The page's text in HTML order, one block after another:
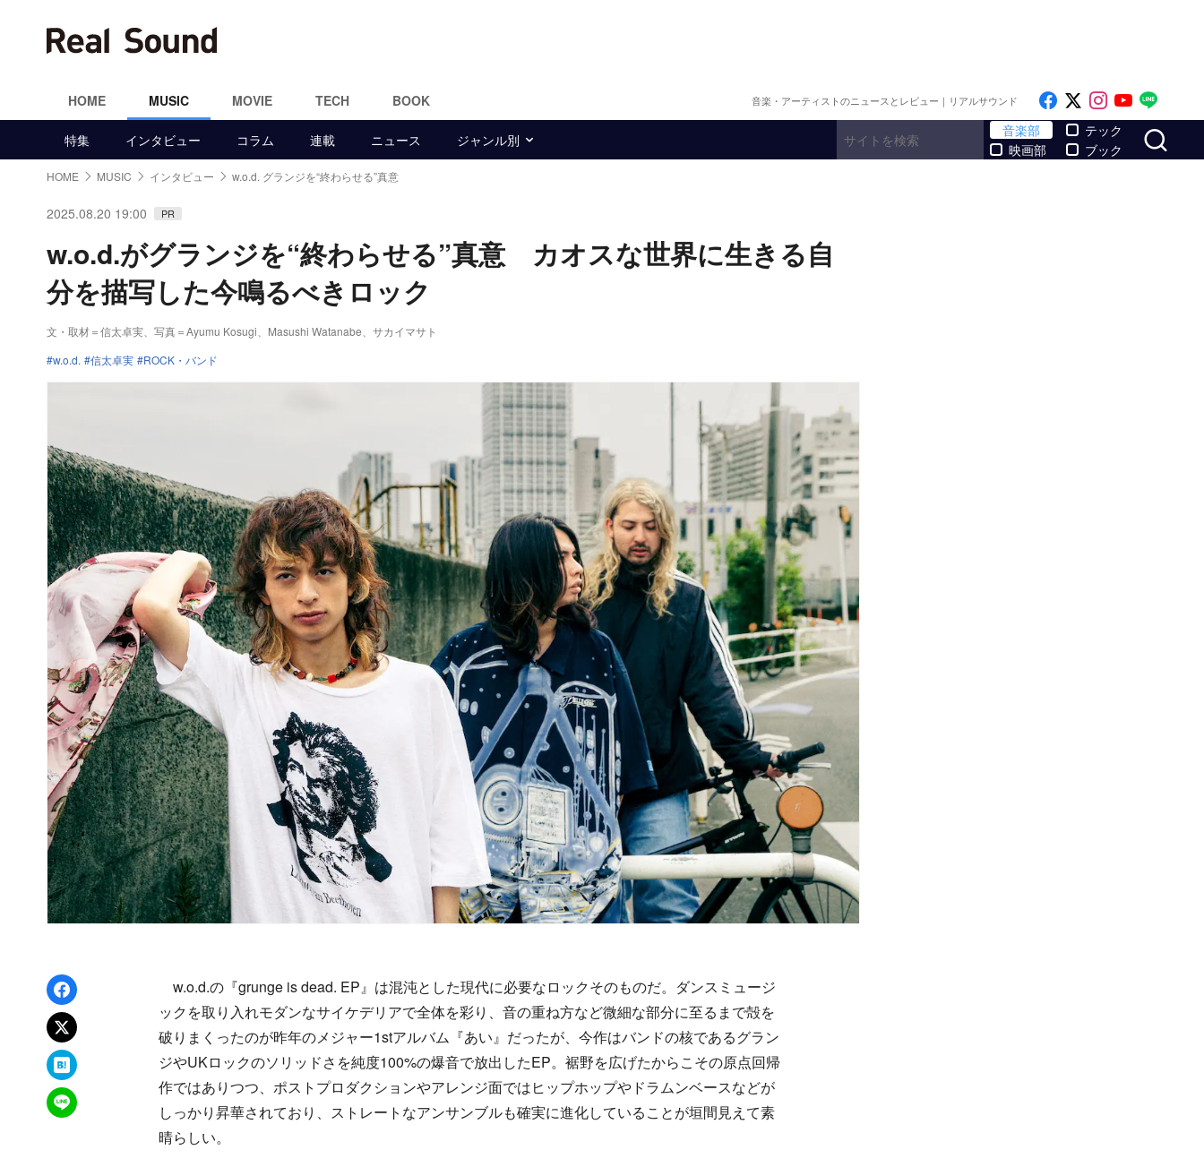
HOME MUSIC MOVIE TECH BOOK 音楽・アーティストのニュースとレビュー｜リアルサウンド Like on Facebook
Follow on x
Follow on
Follow
特集 インタビュー コラム 連載 ニュース ジャンル別
音楽部
映画部
テック
ブック
HOME MUSIC インタビュー w.o.d. グランジを“終わらせる”真意
2025.08.20 19:00 PR
w.o.d.がグランジを“終わらせる”真意 カオスな世界に生きる自
分を描写した今鳴るべきロック
文・取材＝信太卓実 、写真＝Ayumu Kosugi、Masushi Watanabe、サカイマサト
w.o.d.
信太卓実 ROCK・バンド
Facebookでシェア
xでポスト
はてなブックマーク
LINEで送る
w.o.d.の『grunge is dead. EP』は混沌とした現代に必要なロックそのものだ。ダンスミュージ
ックを取り入れモダンなサイケデリアで全体を彩り、音の重ね方など微細な部分に至るまで殻を
破りまくったのが昨年のメジャー1stアルバム『あい』だったが、今作はバンドの核であるグラン
ジやUKロックのソリッドさを純度100%の爆音で放出したEP。裾野を広げたからこその原点回帰
作ではありつつ、ポストプロダクションやアレンジ面ではヒップホップやドラムンベースなどが
しっかり昇華されており、ストレートなアンサンブルも確実に進化していることが垣間見えて素
晴らしい。